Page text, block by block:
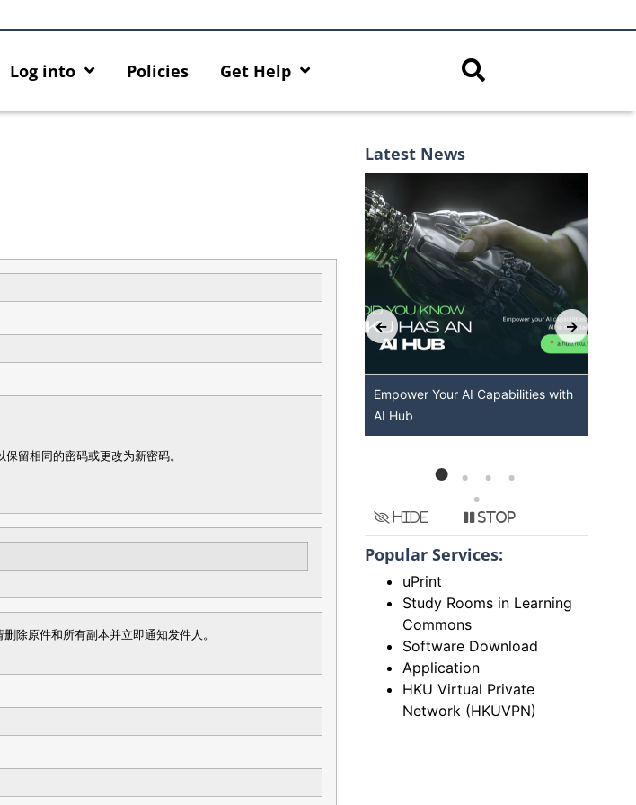
Log into Policies Get Help
留相同的密码或更改为新密码。
除原件和所有副本并立即通知发件人。
Latest News
Introducing HKU GenAI App: The
Empower Your AI Capabilities with
AI Hub
Hide Stop
Popular Services:
uPrint
Study Rooms in Learning
Commons
Software Download
Application
HKU Virtual Private
Network (HKUVPN)